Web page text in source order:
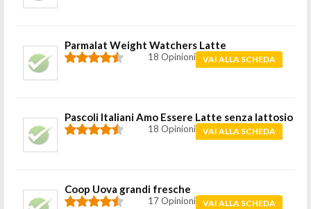
Parmalat Weight Watchers Latte
18 Opinioni VAI ALLA SCHEDA
Pascoli Italiani Amo Essere Latte senza lattosio
18 Opinioni VAI ALLA SCHEDA
Coop Uova grandi fresche
17 Opinioni VAI ALLA SCHEDA